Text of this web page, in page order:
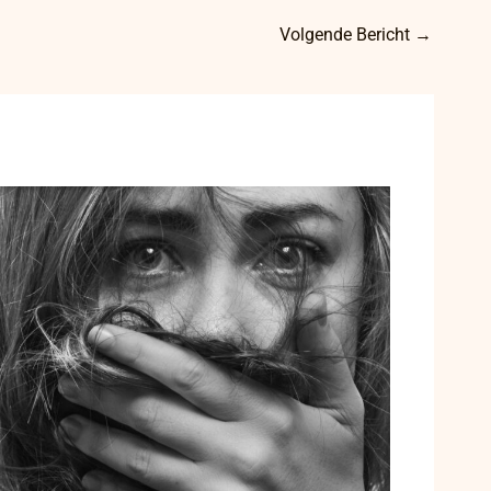
Volgende Bericht →